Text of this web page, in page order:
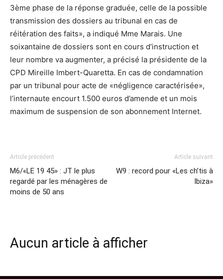
3ème phase de la réponse graduée, celle de la possible
transmission des dossiers au tribunal en cas de
réitération des faits», a indiqué Mme Marais. Une
soixantaine de dossiers sont en cours d’instruction et
leur nombre va augmenter, a précisé la présidente de la
CPD Mireille Imbert-Quaretta. En cas de condamnation
par un tribunal pour acte de «négligence caractérisée»,
l’internaute encourt 1.500 euros d’amende et un mois
maximum de suspension de son abonnement Internet.
Article précédent
M6/«LE 19 45» : JT le plus
regardé par les ménagères de
moins de 50 ans
Article suivant
W9 : record pour «Les ch’tis à
Ibiza»
Aucun article à afficher